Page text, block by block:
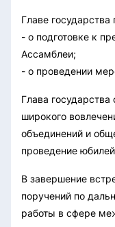
Главе
- о подготовке к
Ассамблеи;
- о проведении
Глава
широкого
объединений и
проведение
В завершение
поручений по
работы в сфере